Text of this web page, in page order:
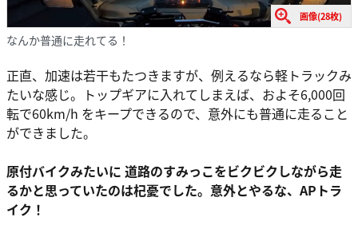
画像(28枚)
なんか普通に走れてる！
正直、加速は若干もたつきますが、例えるなら軽トラックみ
たいな感じ。トップギアに入れてしまえば、およそ6,000回
転で60km/h をキープできるので、意外にも普通に走ること
ができました。
原付バイクみたいに 道路のすみっこをビクビクしながら走
るかと思っていたのは杞憂でした。意外とやるな、APトラ
イク！